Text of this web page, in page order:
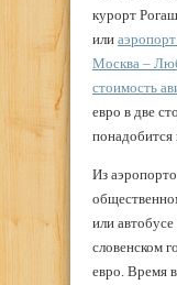
курорт
или
Москва –
стоимость
евро в две
понадобится
Из
или
словенском
евро. Время